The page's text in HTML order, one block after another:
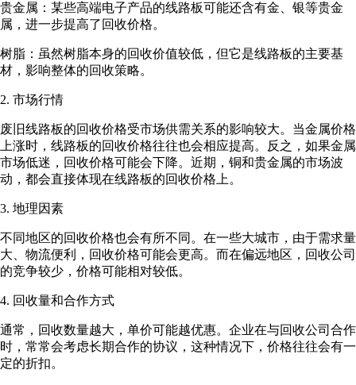
贵金属：某些高端电子产品的线路板可能还含有金、银等贵金
属，进一步提高了回收价格。
树脂：虽然树脂本身的回收价值较低，但它是线路板的主要基
材，影响整体的回收策略。
2. 市场行情
废旧线路板的回收价格受市场供需关系的影响较大。当金属价格
上涨时，线路板的回收价格往往也会相应提高。反之，如果金属
市场低迷，回收价格可能会下降。近期，铜和贵金属的市场波
动，都会直接体现在线路板的回收价格上。
3. 地理因素
不同地区的回收价格也会有所不同。在一些大城市，由于需求量
大、物流便利，回收价格可能会更高。而在偏远地区，回收公司
的竞争较少，价格可能相对较低。
4. 回收量和合作方式
通常，回收数量越大，单价可能越优惠。企业在与回收公司合作
时，常常会考虑长期合作的协议，这种情况下，价格往往会有一
定的折扣。